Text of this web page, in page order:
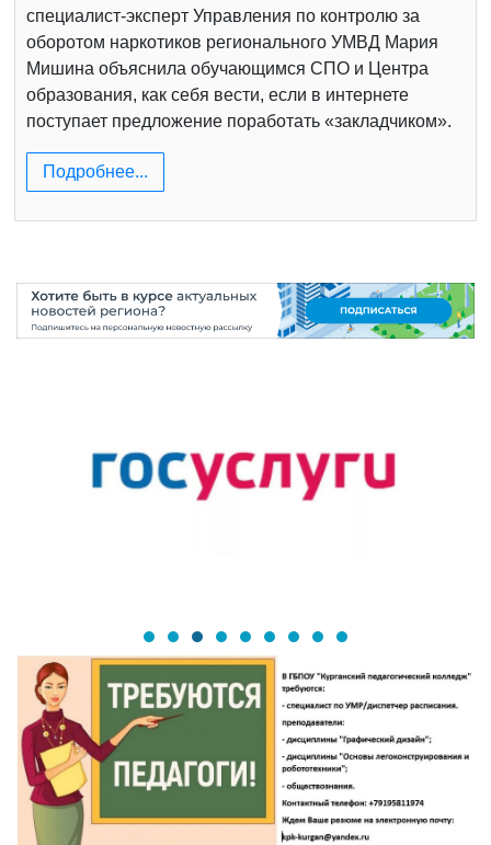
специалист-эксперт Управления по контролю за
оборотом наркотиков регионального УМВД Мария
Мишина объяснила обучающимся СПО и Центра
образования, как себя вести, если в интернете
поступает предложение поработать «закладчиком».
Подробнее...